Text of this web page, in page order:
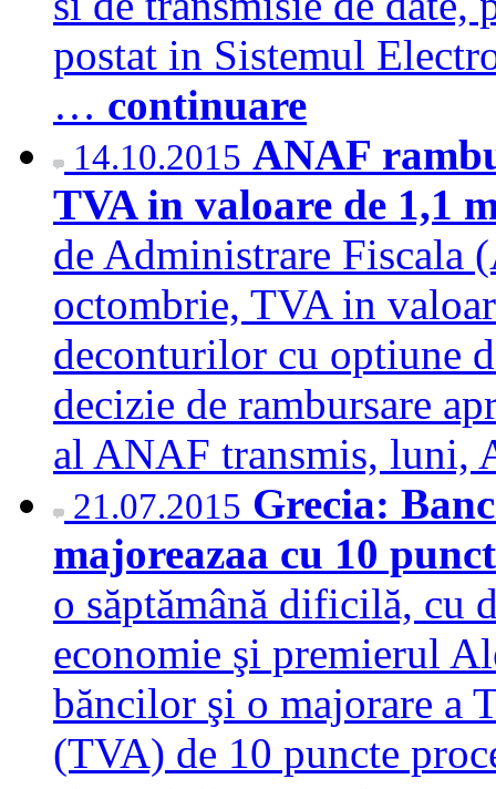
postat in Sistemul
… continuare
14.10.2015 ANAF
TVA in valoare de 1,1
de Administrare Fiscala
octombrie, TVA in
deconturilor cu optiune
decizie de rambursare
al ANAF transmis,
21.07.2015 Grecia:
majoreazaa cu 10
o săptămână dificilă, cu
economie şi premierul
băncilor şi o majorare a
(TVA) de 10 puncte